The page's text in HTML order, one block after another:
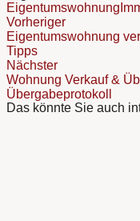
Eigentumswohnung
Vorheriger
Eigentumswohnung
Tipps
Nächster
Wohnung Verkauf &
Übergabeprotokoll
Das könnte Sie auch